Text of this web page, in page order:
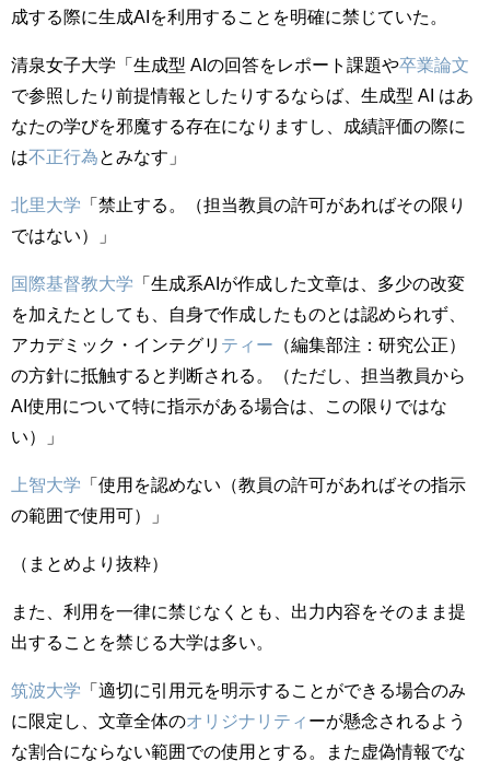
成する際に生成AIを利用することを明確に禁じていた。
清泉女子大学「⽣成型 AIの回答をレポート課題や卒業論⽂
で参照したり前提情報としたりするならば、⽣成型 AI はあ
なたの学びを邪魔する存在になりますし、成績評価の際に
は不正⾏為 とみなす」
北里大学 「禁止する。（担当教員の許可があればその限り
ではない）」
国際基督教大学 「生成系AIが作成した文章は、多少の改変
を加えたとしても、自身で作成したものとは認められず、
アカデミック・インテグリ ティー （編集部注：研究公正）
の方針に抵触すると判断される。（ただし、担当教員から
AI使用について特に指示がある場合は、この限りではな
い）」
上智大学 「使用を認めない（教員の許可があればその指示
の範囲で使用可）」
（まとめより抜粋）
また、利用を一律に禁じなくとも、出力内容をそのまま提
出することを禁じる大学は多い。
筑波大学 「適切に引用元を明示することができる場合のみ
に限定し、文章全体のオリジナリティ ーが懸念されるよう
な割合にならない範囲での使用とする。また虚偽情報でな